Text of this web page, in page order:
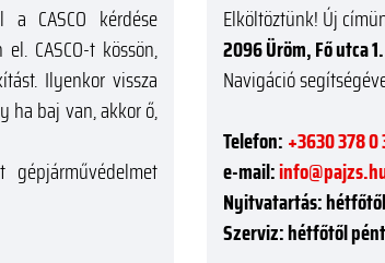
CASCO kérdése
CASCO-t kössön,
Ilyenkor vissza
ha baj van, akkor ő,
Elköltöztünk! Új
2096 Üröm, Fő utca
Navigáció
Telefon: +3630 378 0
e-mail:
Nyitvatartás:
Szerviz:hétfőtől